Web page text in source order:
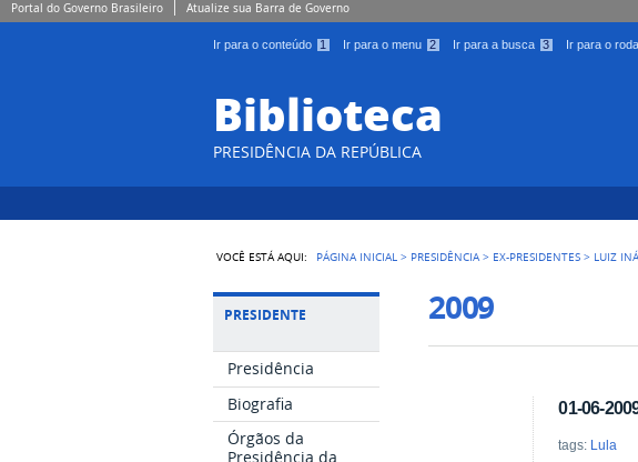
Portal do Governo Brasileiro Atualize sua Barra de Governo
Ir para o conteúdo 1 Ir para o menu 2 Ir para a busca 3 Ir para o
Biblioteca
PRESIDÊNCIA DA REPÚBLICA
VOCÊ ESTÁ AQUI: PÁGINA INICIAL > PRESIDÊNCIA > EX-PRESIDENTES > LUIZ
PRESIDENTE
Presidência
Biografia
Órgãos da
Presidência da
2009
01-06-
tags: Lula